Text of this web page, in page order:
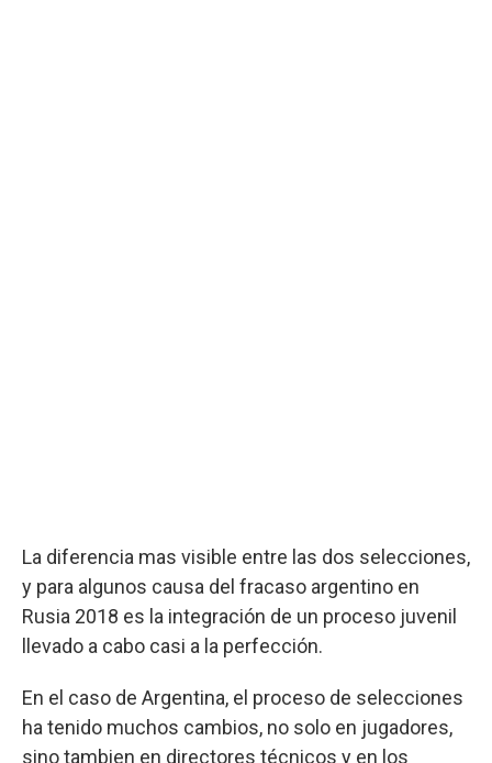
La diferencia mas visible entre las dos selecciones,
y para algunos causa del fracaso argentino en
Rusia 2018 es la integración de un proceso juvenil
llevado a cabo casi a la perfección.
En el caso de Argentina, el proceso de selecciones
ha tenido muchos cambios, no solo en jugadores,
sino tambien en directores técnicos y en los